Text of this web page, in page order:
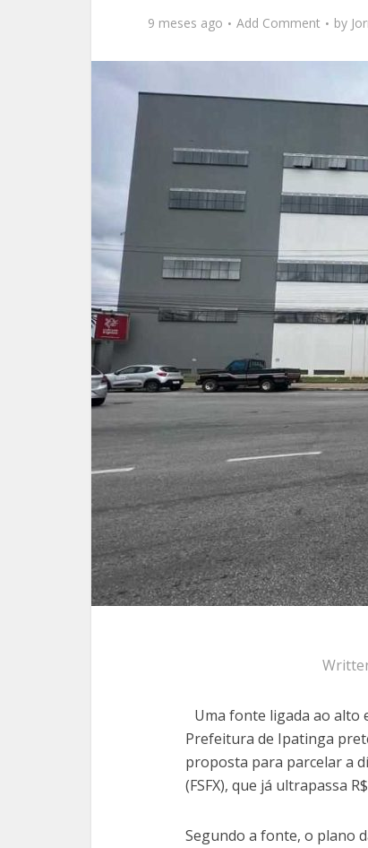
9 meses ago Add Comment by
Uma fonte ligada ao alto
Prefeitura de Ipatinga
proposta para parcelar a
(FSFX), que já ultrapassa
Segundo a fonte, o plano